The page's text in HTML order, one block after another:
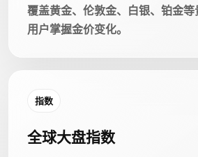
覆盖黄金、伦敦金、白银、铂金
用户掌握金价变化。
指数
全球大盘指数